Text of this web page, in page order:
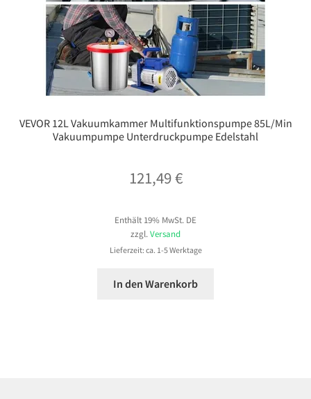
VEVOR 12L Vakuumkammer Multifunktionspumpe 85L/Min
Vakuumpumpe Unterdruckpumpe Edelstahl
121,49€
Enthält 19% MwSt. DE
zzgl. Versand
Lieferzeit: ca. 1-5 Werktage
In den Warenkorb